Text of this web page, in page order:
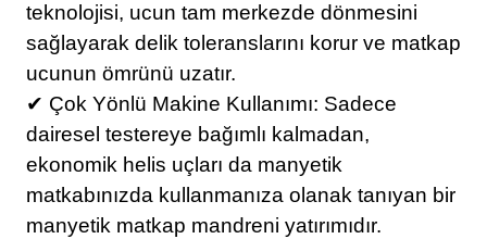
teknolojisi, ucun tam merkezde dönmesini
sağlayarak delik toleranslarını korur ve matkap
ucunun ömrünü uzatır.
✔ Çok Yönlü Makine Kullanımı: Sadece
dairesel testereye bağımlı kalmadan,
ekonomik helis uçları da manyetik
matkabınızda kullanmanıza olanak tanıyan bir
manyetik matkap mandreni yatırımıdır.